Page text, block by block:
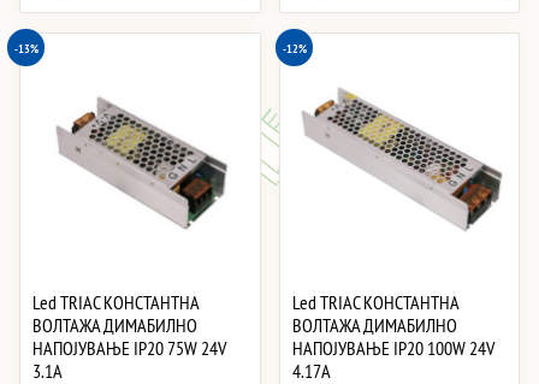
4,627 ден.4,049 ден.
5,174 ден.
-13%
Led TRIAC КОНСТАНТНА
ВОЛТАЖА ДИМАБИЛНО
НАПОЈУВАЊЕ IP20 75W 24V
3.1A
-12%
Led TRIAC КОНСТАНТНА
ВОЛТАЖА ДИМАБИЛНО
НАПОЈУВАЊЕ IP20 100W 24V
4.17A